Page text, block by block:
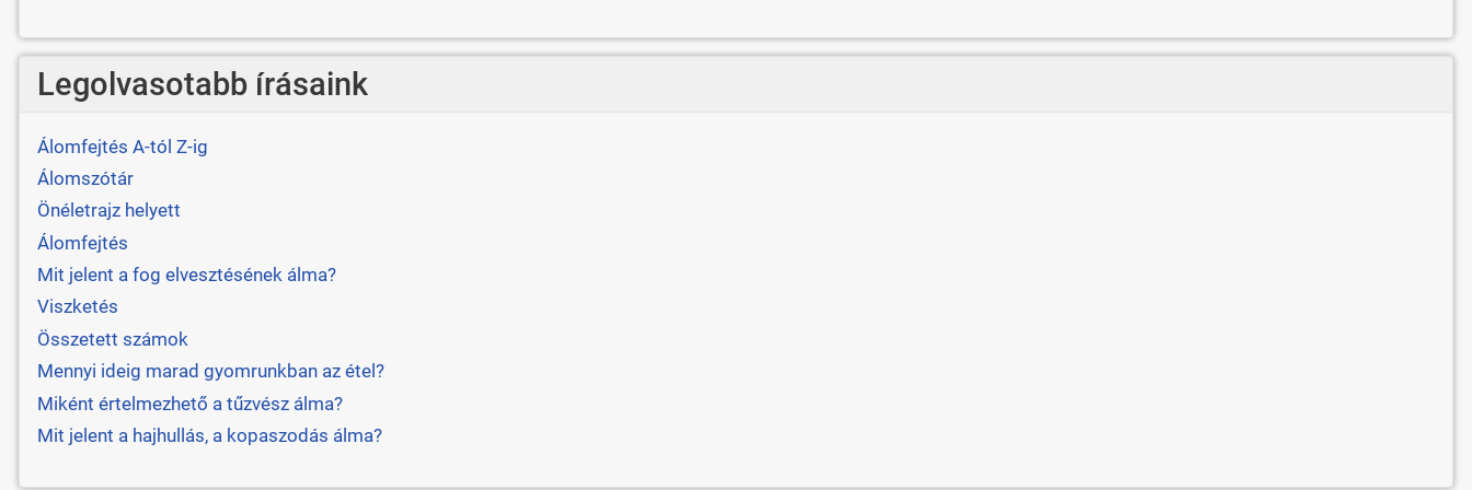
Legolvasotabb írásaink
Álomfejtés A-tól Z-ig
Álomszótár
Önéletrajz helyett
Álomfejtés
Mit jelent a fog elvesztésének álma?
Viszketés
Összetett számok
Mennyi ideig marad gyomrunkban az étel?
Miként értelmezhető a tűzvész álma?
Mit jelent a hajhullás, a kopaszodás álma?